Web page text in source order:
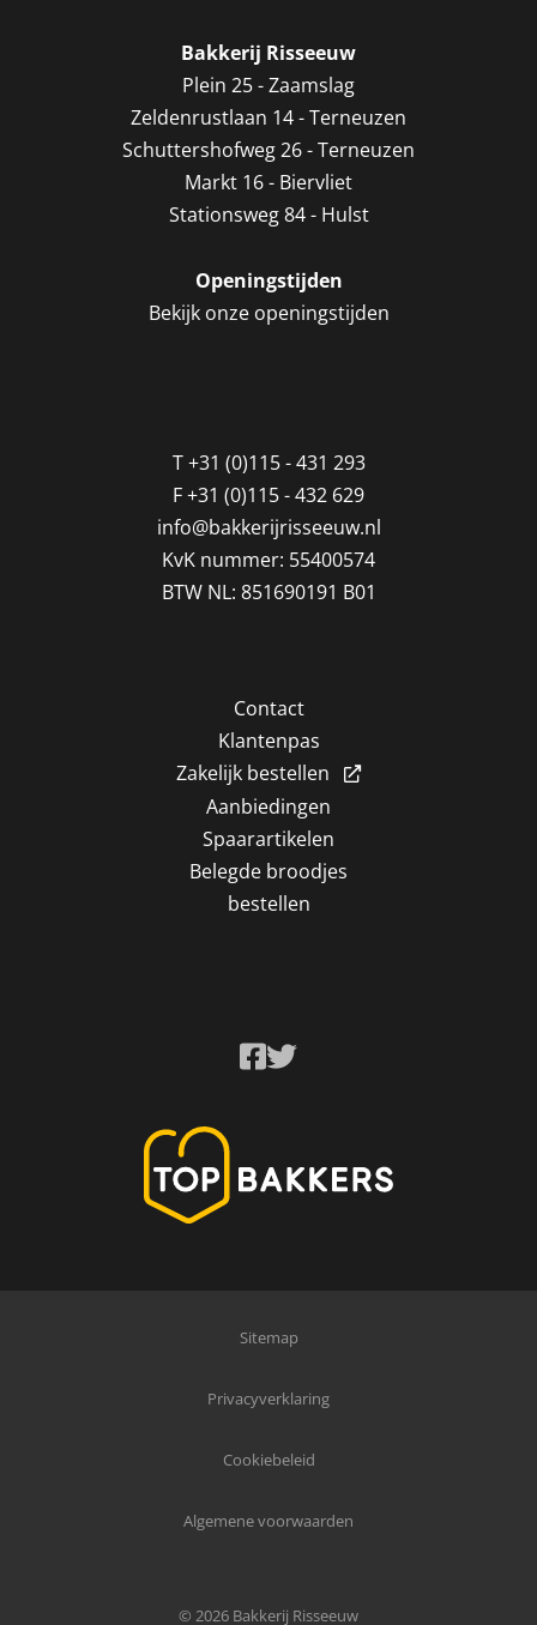
Bakkerij Risseeuw
Plein 25 - Zaamslag
Zeldenrustlaan 14 - Terneuzen
Schuttershofweg 26 - Terneuzen
Markt 16 - Biervliet
Stationsweg 84 - Hulst
Openingstijden
Bekijk onze openingstijden
T+31 (0)115 - 431 293
F+31 (0)115 - 432 629
info@bakkerijrisseeuw.nl
KvK nummer: 55400574
BTW NL: 851690191 B01
Contact
Klantenpas
Zakelijk bestellen
Aanbiedingen
Spaarartikelen
Belegde broodjes
bestellen
Sitemap
Privacyverklaring
Cookiebeleid
Algemene voorwaarden
© 2026 Bakkerij Risseeuw